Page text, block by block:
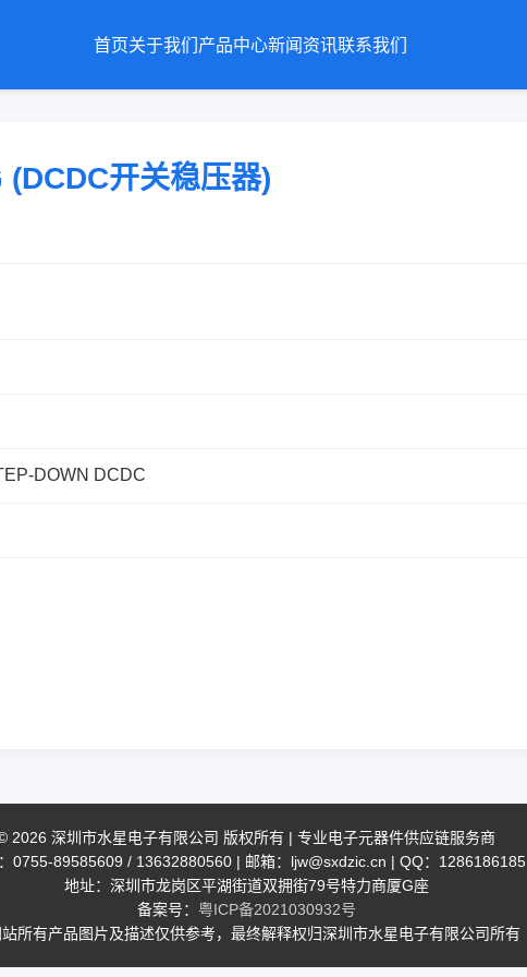
首页关于我们 产品中心新闻资讯联系我们
开关稳压器)
DOWN DCDC
2026 深圳市水星电子有限公司 版权所有 | 专业电子元器件供应链服务商
0755-89585609 / 13632880560 | 邮箱：ljw@sxdzic.cn | QQ：1286186185
地址：深圳市龙岗区平湖街道双拥街79号特力商厦G座
备案号： 粤ICP备2021030932号
所有产品图片及描述仅供参考，最终解释权归深圳市水星电子有限公司所有